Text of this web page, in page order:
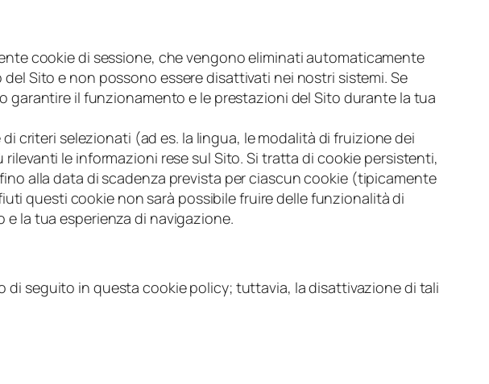
cookie di sessione, che vengono eliminati automaticamente
Sito e non possono essere disattivati nei nostri sistemi. Se
il funzionamento e le prestazioni del Sito durante la tua
criteri selezionati (ad es. la lingua, le modalità di fruizione dei
le informazioni rese sul Sito. Si tratta di cookie persistenti,
alla data di scadenza prevista per ciascun cookie (tipicamente
questi cookie non sarà possibile fruire delle funzionalità di
la tua esperienza di navigazione.
seguito in questa cookie policy; tuttavia, la disattivazione di tali